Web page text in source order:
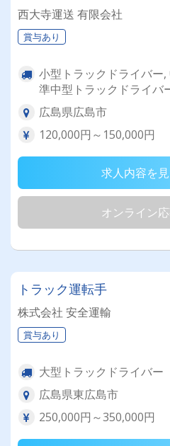
西大寺運送 有限会社
賞与あり
小型トラックドライバー
準中型トラックドライバ
広島県広島市
120,000円～150,000円
求人内容を
オンライン
トラック運転手
株式会社 安全運輸
賞与あり
大型トラックドライバー
広島県東広島市
250,000円～350,000円